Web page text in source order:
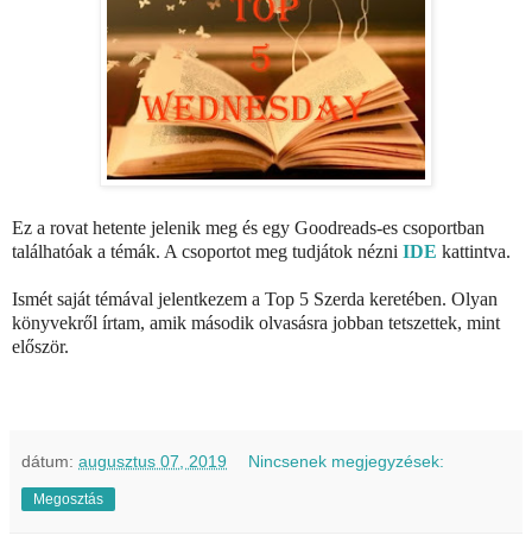
Ez a rovat hetente jelenik meg és egy Goodreads-es csoportban
találhatóak a témák. A csoportot meg tudjátok nézni IDE kattintva.
Ismét saját témával jelentkezem a Top 5 Szerda keretében. Olyan
könyvekről írtam, amik második olvasásra jobban tetszettek, mint
először.
dátum: augusztus 07, 2019 Nincsenek megjegyzések:
Megosztás